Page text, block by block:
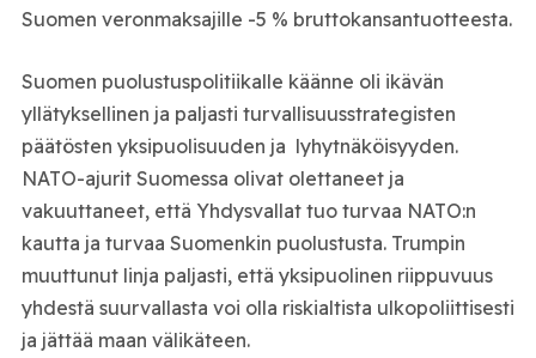
Suomen veronmaksajille -5 % bruttokansantuotteesta.
Suomen puolustuspolitiikalle käänne oli ikävän
yllätyksellinen ja paljasti turvallisuusstrategisten
päätösten yksipuolisuuden ja lyhytnäköisyyden.
NATO-ajurit Suomessa olivat olettaneet ja
vakuuttaneet, että Yhdysvallat tuo turvaa NATO:n
kautta ja turvaa Suomenkin puolustusta. Trumpin
muuttunut linja paljasti, että yksipuolinen riippuvuus
yhdestä suurvallasta voi olla riskialtista ulkopoliittisesti
ja jättää maan välikäteen.